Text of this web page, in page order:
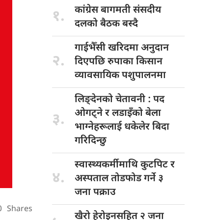
Shares
१. कांग्रेस बागमतीसंसदीय
दलको बैठक बस्दै
२.
गाईभैँसी खरिदमाअनुदान
दिएपछि रुपाका किसान
व्यावसायिक पशुपालनमा
३.
लिङ्देनको चेतावनी : पद
ओगट्ने र लडाइँको बेला
भाग्नेहरूलाई धकेलेर बिदा
गरिदिन्छु
४.
स्वास्थ्यकर्मीमाथि कुटपिटर
अस्पताल तोडफोड गर्ने ३
जना पक्राउ
खैरो हेरोइनसहित२ जना